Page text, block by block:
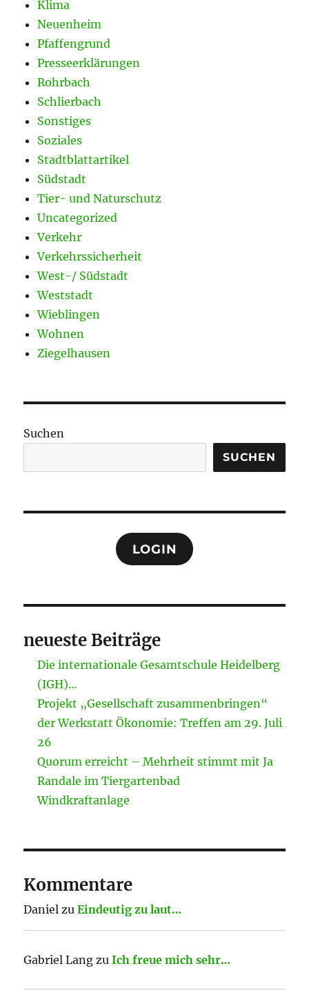
Klima
Neuenheim
Pfaffengrund
Presseerklärungen
Rohrbach
Schlierbach
Sonstiges
Soziales
Stadtblattartikel
Südstadt
Tier- und Naturschutz
Uncategorized
Verkehr
Verkehrssicherheit
West-/ Südstadt
Weststadt
Wieblingen
Wohnen
Ziegelhausen
Suchen
SUCHEN
LOGIN
neueste Beiträge
Die internationale Gesamtschule Heidelberg
(IGH)…
Projekt „Gesellschaft zusammenbringen“
der Werkstatt Ökonomie: Treffen am 29. Juli
26
Quorum erreicht – Mehrheit stimmt mit Ja
Randale im Tiergartenbad
Windkraftanlage
Kommentare
Daniel zuEindeutig zu laut…
Gabriel Lang zuIch freue mich sehr…